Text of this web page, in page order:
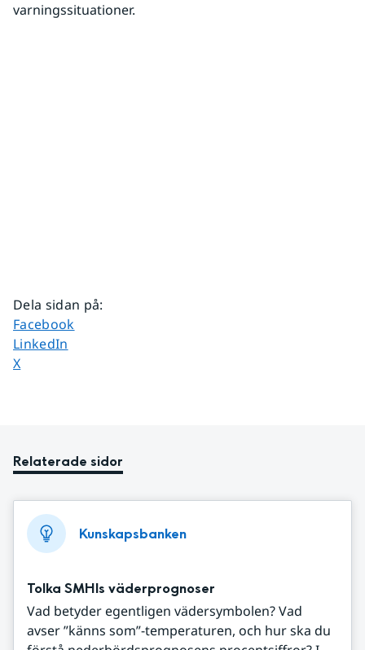
varningssituationer.
Dela sidan på:
Dela sidan på
Facebook
Dela sidan på
LinkedIn
Dela sidan på
X
Relaterade sidor
Kunskapsbanken
Tolka SMHIs väderprognoser
Vad betyder egentligen vädersymbolen? Vad
avser ”känns som”-temperaturen, och hur ska du